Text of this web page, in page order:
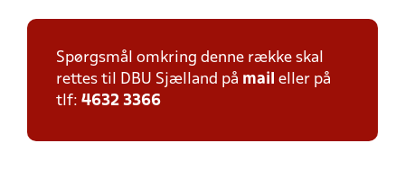
Spørgsmål omkring denne række skal
rettes til DBU Sjælland på mail eller på
tlf: 4632 3366